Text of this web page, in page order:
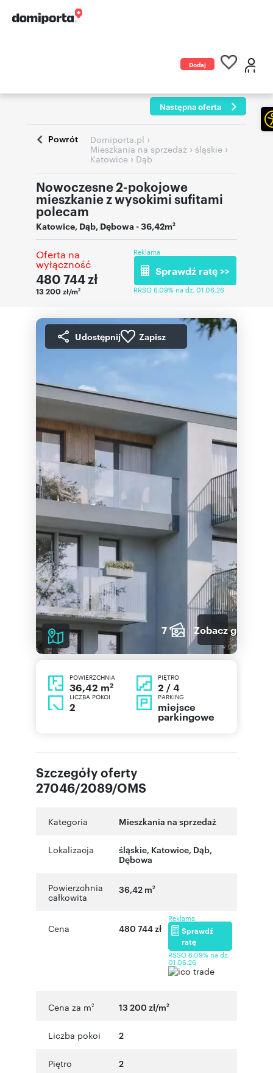
Dodaj
Następna oferta
Powrót Domiporta.pl ›
Mieszkania na sprzedaż › śląskie ›
Katowice › Dąb
Nowoczesne 2-pokojowe
mieszkanie z wysokimi sufitami
polecam
Katowice, Dąb, Dębowa- 36,42m2
Oferta na
wyłączność
480 744zł
13 200 zł/m2
Reklama
Sprawdź ratę >>
RRSO 6,09% na dz. 01.06.26
Udostępnij Zapisz
7 Zobacz galerię
POWIERZCHNIA
36,42 m2
PIĘTRO
2 / 4
LICZBA POKOI
2
PARKING
miejsce
parkingowe
Szczegóły oferty
27046/2089/OMS
Kategoria Mieszkania na sprzedaż
Lokalizacja śląskie, Katowice, Dąb,
Dębowa
Powierzchnia
całkowita
36,42 m2
Cena 480 744 zł
Reklama
Sprawdź
ratę
RSSO 6,09% na dz.
01.06.26
Cena za m2 13 200 zł/m2
Liczba pokoi 2
Piętro 2